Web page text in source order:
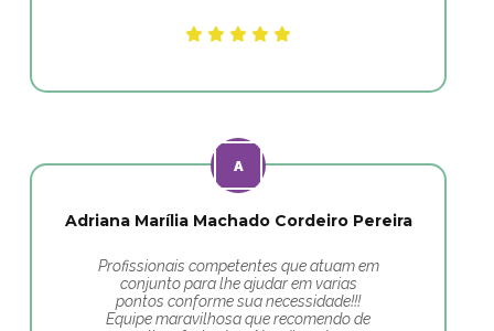
Adriana Marília Machado Cordeiro Pereira
Profissionais competentes que atuam em
conjunto para lhe ajudar em varias
pontos conforme sua necessidade!!!
Equipe maravilhosa que recomendo de